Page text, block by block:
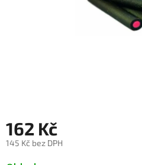
162 Kč
145 Kč bez DPH